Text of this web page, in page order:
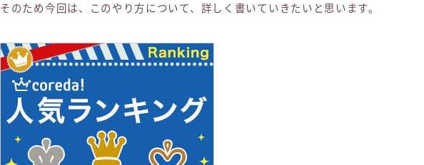
そのため今回は、このやり方について、詳しく書いていきたいと思います。